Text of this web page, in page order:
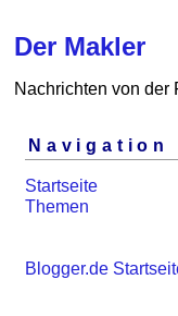
Der Makler
Nachrichten von der
Navigation
Startseite
Themen
Blogger.de